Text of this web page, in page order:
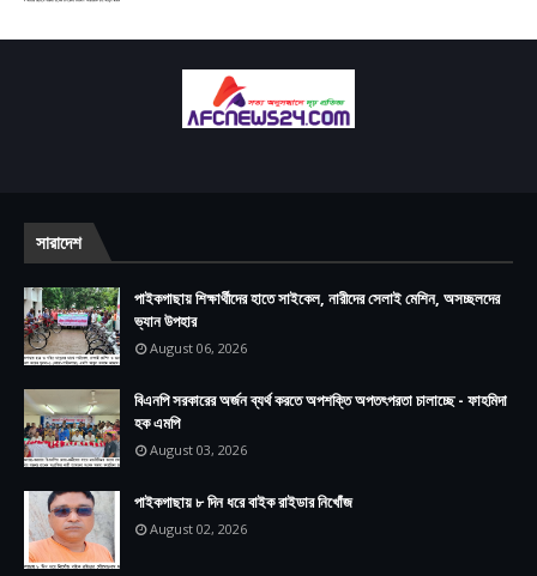
সারাদেশ
পাইকগাছায় শিক্ষার্থীদের হাতে সাইকেল, নারীদের সেলাই মেশিন, অসচ্ছলদের
ভ্যান উপহার
August 06, 2026
বিএনপি সরকারের অর্জন ব্যর্থ করতে অপশক্তি অপতৎপরতা চালাচ্ছে - ফাহমিদা
হক এমপি
August 03, 2026
পাইকগাছায় ৮ দিন ধরে বাইক রাইডার নিখোঁজ
August 02, 2026